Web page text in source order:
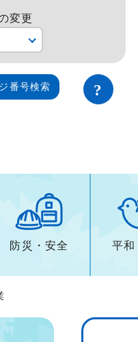
変更
番号検索
防災・安全 平和